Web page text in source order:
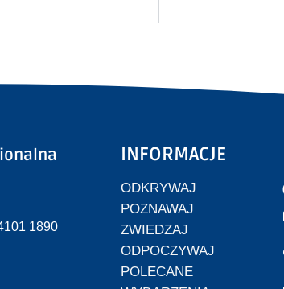
1890
INFORMACJE
ODKRYWAJ
POZNAWAJ
ZWIEDZAJ
ODPOCZYWAJ
POLECANE